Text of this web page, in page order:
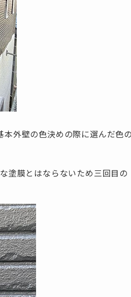
外壁の色決めの際に選んだ色
塗膜とはならないため三回目